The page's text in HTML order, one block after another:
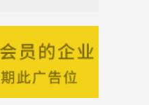
08-06
08-06